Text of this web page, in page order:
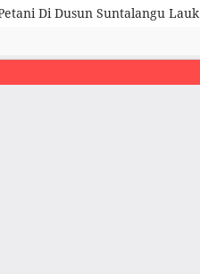
Di Dusun Suntalangu Lauk